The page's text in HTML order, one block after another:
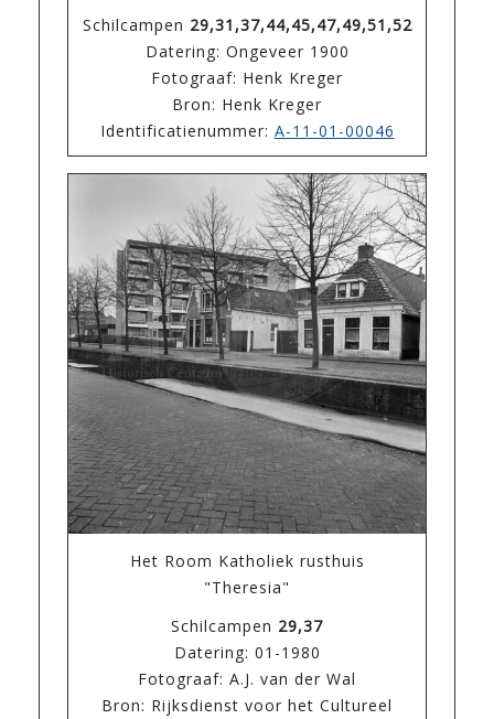
Schilcampen 29,31,37,44,45,47,49,51,52
Datering: Ongeveer 1900
Fotograaf: Henk Kreger
Bron: Henk Kreger
Identificatienummer: A-11-01-00046
Het Room Katholiek rusthuis
"Theresia"
Schilcampen 29,37
Datering: 01-1980
Fotograaf: A.J. van der Wal
Bron: Rijksdienst voor het Cultureel